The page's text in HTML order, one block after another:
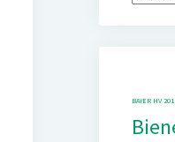
BAYER HV